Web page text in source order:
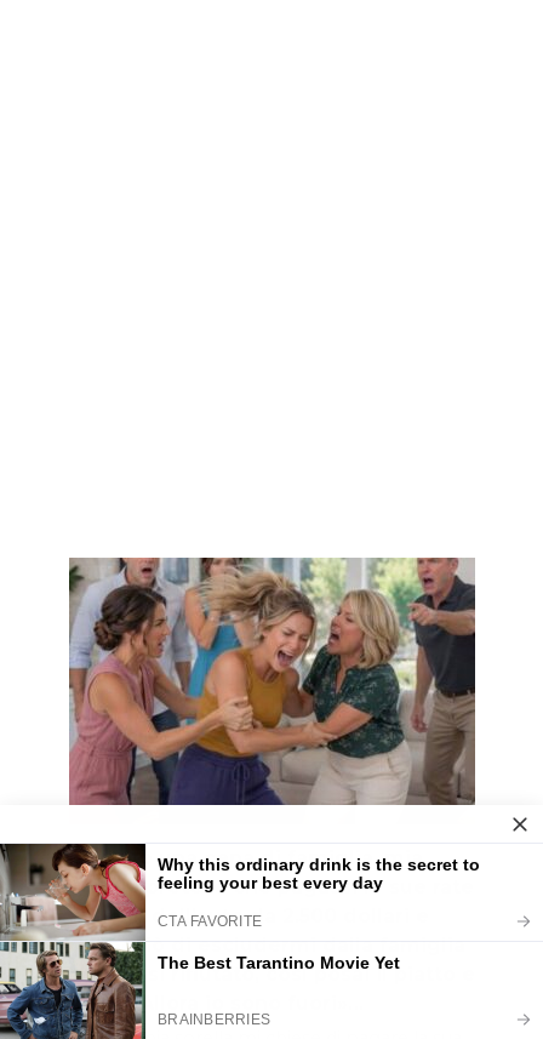
Durante una cena di famiglia, mia
sorella pretese che pagassi le sue rate
mensili dell’auto da 2.500 dollari e
minacciò di escludermi dalla famiglia
se avessi rifiutato, così posai il piatto e
dissi: «Allora io sono fuori»…